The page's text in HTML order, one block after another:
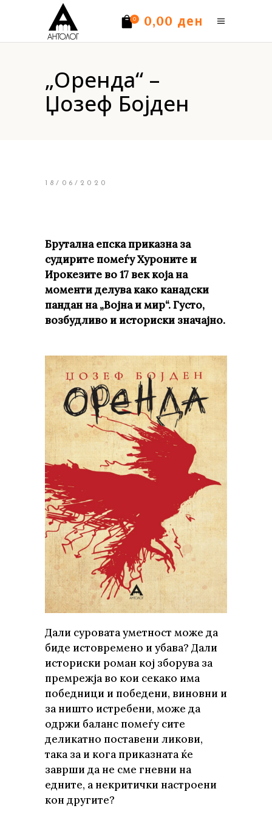
0 0,00 ден
„Оренда“ –
Џозеф Бојден
18/06/2020
Брутална епска приказна за
судирите помеѓу Хуроните и
Ирокезите во 17 век која на
моменти делува како канадски
пандан на „Војна и мир“. Густо,
возбудливо и историски значајно.
Дали суровата уметност може да
биде истовремено и убава? Дали
историски роман кој зборува за
премрежја во кои секако има
победници и победени, виновни и
за ништо истребени, може да
одржи баланс помеѓу сите
деликатно поставени ликови,
така за и кога приказната ќе
заврши да не сме гневни на
едните, а некритички настроени
кон другите?